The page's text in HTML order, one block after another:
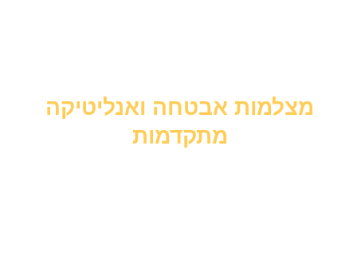
מצלמות אבטחה ואנליטיקה
מתקדמות